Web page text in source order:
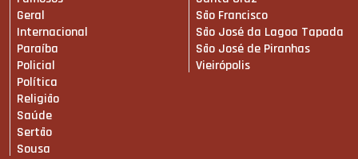
Geral
Internacional
Paraíba
Policial
Política
Religião
Saúde
Sertão
Sousa
São Francisco
São José da Lagoa Tapada
São José de Piranhas
Vieirópolis